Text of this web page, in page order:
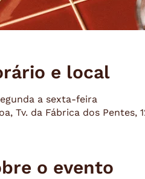
e local
a sexta-feira
Tv. da Fábrica dos Pentes,
o evento